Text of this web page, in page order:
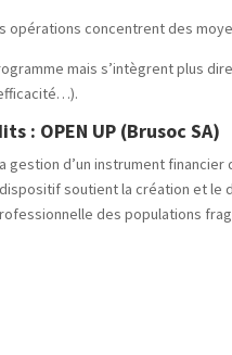
opérations concentrent des
mais s’intègrent plus
: OPEN UP (Brusoc SA)
d’un instrument
soutient la création et
des populations